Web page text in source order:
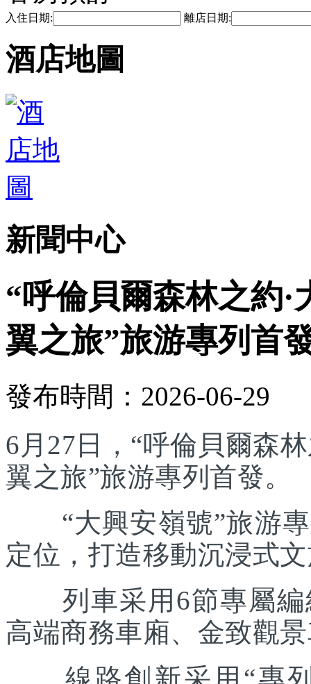
入住日期: 離店日期:
酒店地圖
新聞中心
“呼倫貝爾森林之約·
翼之旅”旅游專列首
發布時間：2026-06-29
6月27日，“呼倫貝爾森
翼之旅”旅游專列首發。
“大興安嶺號”旅游專
定位，打造移動沉浸式
列車采用6節專屬編
高端商務車廂、金致觀
線路創新采用“專列